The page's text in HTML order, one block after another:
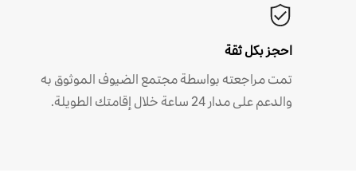
احجز بكل ثقة
تمت مراجعته بواسطة مجتمع الضيوف الموثوق به
والدعم على مدار 24 ساعة خلال إقامتك الطويلة.